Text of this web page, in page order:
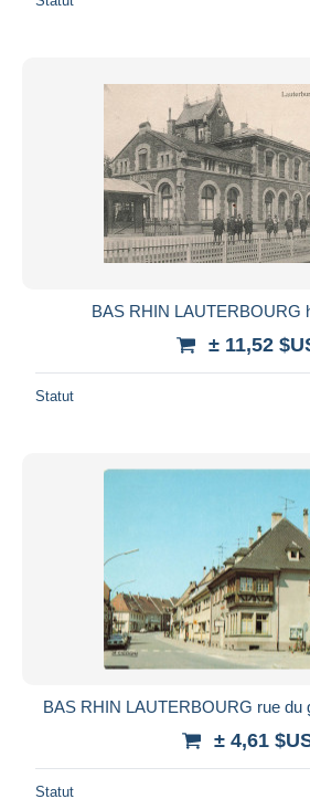
BAS RHIN LAUTERBOURG
± 11,52
Statut
BAS RHIN LAUTERBOURG rue du
± 4,61
Statut